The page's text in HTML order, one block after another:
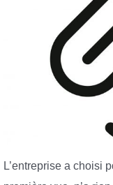
L’entreprise a choisi